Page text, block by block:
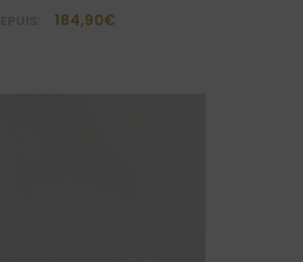
184,90€